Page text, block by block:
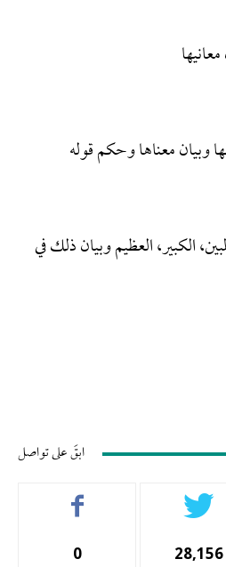
وبيان معناها وحكم قوله
الكبير، العظيم وبيان ذلك في
ابقَ على تواصل
0 28,156